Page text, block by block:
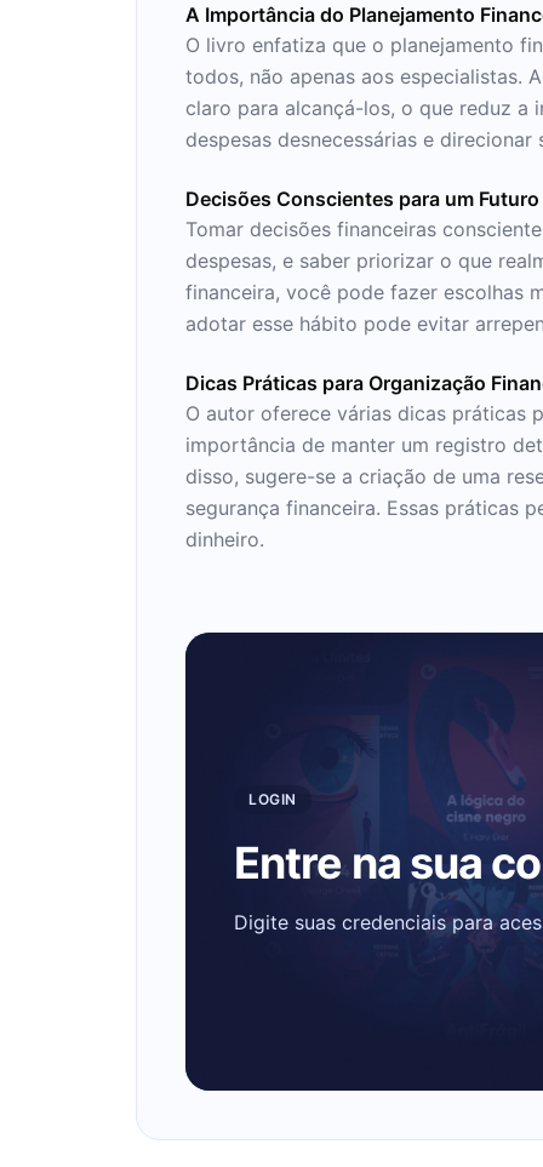
A Importância do Planejamento
O livro enfatiza que o planejamento
todos, não apenas aos especialistas.
claro para alcançá-los, o que reduz a
despesas desnecessárias e
Decisões Conscientes para um
Tomar decisões financeiras
despesas, e saber priorizar o que
financeira, você pode fazer escolhas
adotar esse hábito pode evitar
Dicas Práticas para Organização
O autor oferece várias dicas práticas
importância de manter um registro
disso, sugere-se a criação de uma
segurança financeira. Essas práticas
dinheiro.
LOGIN
Entre na sua
Digite suas credenciais para